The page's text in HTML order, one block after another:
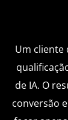
Um cliente
de IA. O
conversão